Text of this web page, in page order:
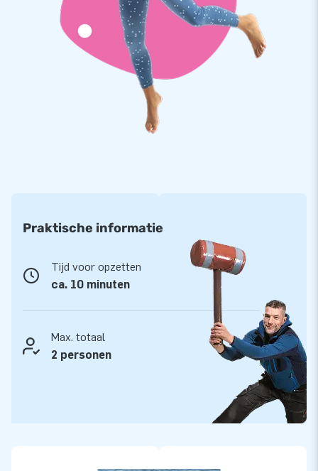
Praktische informatie
Tijd voor opzetten
ca. 10 minuten
Max. totaal
2 personen